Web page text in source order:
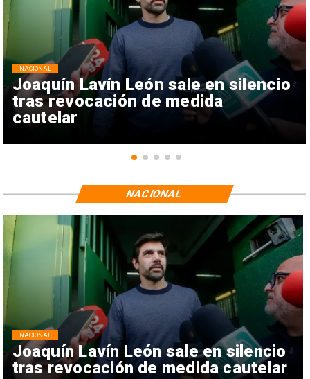
Joaquín Lavín León sale en silencio
tras revocación de medida
cautelar
NACIONAL
Joaquín Lavín León sale en silencio
tras revocación de medida cautelar
NACIONAL
NACIONAL